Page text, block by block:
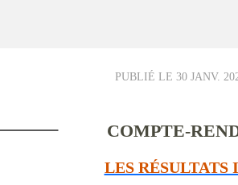
PUBLIÉ LE 30 JANV.
COMPTE-
LES RÉSULTATS